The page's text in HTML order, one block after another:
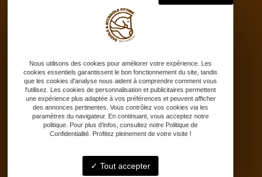
Accueil
Bit fitting
Selle sur-mesure
Stages
Partenaires
Catalogue
Contact
Nous utilisons des cookies pour améliorer votre expérience. Les
cookies essentiels garantissent le bon fonctionnement du site, tandis
que les cookies d'analyse nous aident à comprendre comment vous
l'utilisez. Les cookies de personnalisation et publicitaires permettent
une expérience plus adaptée à vos préférences et peuvent afficher
des annonces pertinentes. Vous contrôlez vos cookies via les
paramètres du navigateur. En continuant, vous acceptez notre
politique. Pour plus d'infos, consultez notre Politique de
Confidentialité. Profitez pleinement de votre visite !
Tout accepter